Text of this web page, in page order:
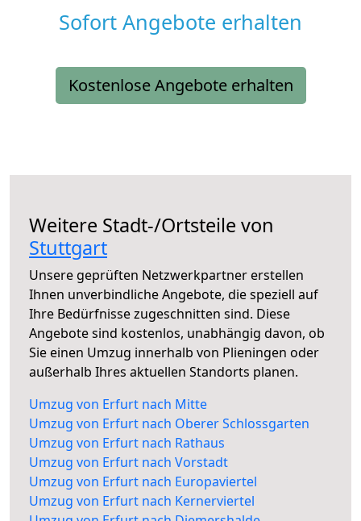
Sofort Angebote erhalten
Kostenlose Angebote erhalten
Weitere Stadt-/Ortsteile von
Stuttgart
Unsere geprüften Netzwerkpartner erstellen
Ihnen unverbindliche Angebote, die speziell auf
Ihre Bedürfnisse zugeschnitten sind. Diese
Angebote sind kostenlos, unabhängig davon, ob
Sie einen Umzug innerhalb von Plieningen oder
außerhalb Ihres aktuellen Standorts planen.
Umzug von Erfurt nach Mitte
Umzug von Erfurt nach Oberer Schlossgarten
Umzug von Erfurt nach Rathaus
Umzug von Erfurt nach Vorstadt
Umzug von Erfurt nach Europaviertel
Umzug von Erfurt nach Kernerviertel